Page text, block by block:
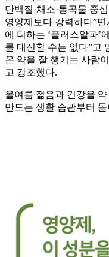
단백질·채소·통곡물 중
영양제보다 강력하다”
에 더하는 ‘플러스알파’
를 대신할 수는 없다”고
은 약을 잘 챙기는 사람
고 강조했다.
올여름 젊음과 건강을
만드는 생활 습관부터